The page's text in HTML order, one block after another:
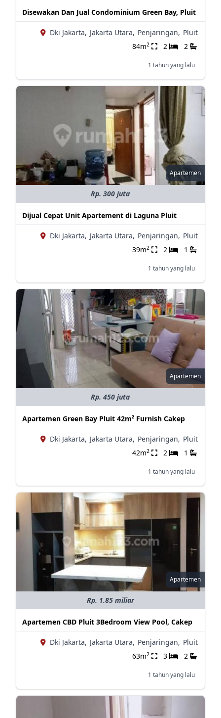
Disewakan Dan Jual Condominium Green Bay, Pluit
Dki Jakarta, Jakarta Utara, Penjaringan, Pluit
84m2 2 2
1 tahun yang lalu
Apartemen
Rp. 300 juta
Dijual Cepat Unit Apartement di Laguna Pluit
Dki Jakarta, Jakarta Utara, Penjaringan, Pluit
39m2 2 1
1 tahun yang lalu
Apartemen
Rp. 450 juta
Apartemen Green Bay Pluit 42m² Furnish Cakep
Dki Jakarta, Jakarta Utara, Penjaringan, Pluit
42m2 2 1
1 tahun yang lalu
Apartemen
Rp. 1.85 miliar
Apartemen CBD Pluit 3Bedroom View Pool, Cakep
Dki Jakarta, Jakarta Utara, Penjaringan, Pluit
63m2 3 2
1 tahun yang lalu